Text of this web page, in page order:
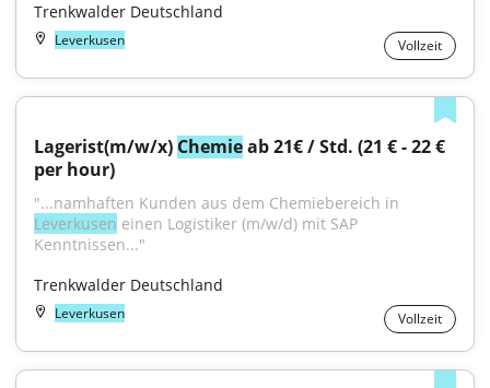
Trenkwalder Deutschland
Leverkusen Vollzeit
Lagerist(m/w/x) Chemie ab 21€ / Std. (21 € - 22 €
per hour)
Leverkusen einen Logistiker (m/w/d) mit SAP
Kenntnissen..."
Trenkwalder Deutschland
Leverkusen Vollzeit